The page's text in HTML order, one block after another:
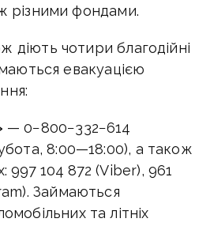
різними фондами.
діють чотири благодійні
евакуацією
— 0−800−332−614
8:00—18:00), а також
997 104 872 (Viber), 961
Займаються
та літніх